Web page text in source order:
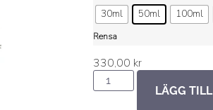
30ml 50ml 100ml
Rensa
330,00 kr
LÄGG